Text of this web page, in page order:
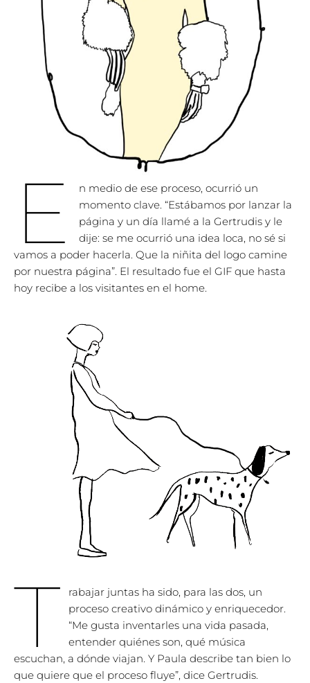
E
n medio de ese proceso, ocurrió un
momento clave. “Estábamos por lanzar la
página y un día llamé a la Gertrudis y le
dije: se me ocurrió una idea loca, no sé si
vamos a poder hacerla. Que la niñita del logo camine
por nuestra página”. El resultado fue el GIF que hasta
hoy recibe a los visitantes en el home.
T
rabajar juntas ha sido, para las dos, un
proceso creativo dinámico y enriquecedor.
“Me gusta inventarles una vida pasada,
entender quiénes son, qué música
escuchan, a dónde viajan. Y Paula describe tan bien lo
que quiere que el proceso fluye”, dice Gertrudis.